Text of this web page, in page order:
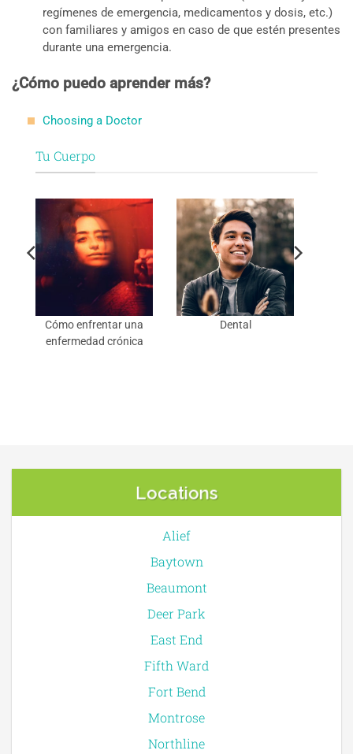
regímenes de emergencia, medicamentos y dosis, etc.)
con familiares y amigos en caso de que estén presentes
durante una emergencia.
¿Cómo puedo aprender más?
Choosing a Doctor
Tu Cuerpo
Cómo enfrentar una
enfermedad crónica
Dental
Locations
Alief
Baytown
Beaumont
Deer Park
East End
Fifth Ward
Fort Bend
Montrose
Northline